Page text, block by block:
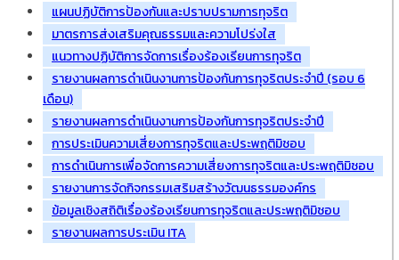
แผนปฏิบัติการป้องกันและปราบปรามการทุจริต
มาตรการส่งเสริมคุณธรรมและความโปร่งใส
แนวทางปฏิบัติการจัดการเรื่องร้องเรียนการทุจริต
รายงานผลการดำเนินงานการป้องกันการทุจริตประจำปี (รอบ 6
เดือน)
รายงานผลการดำเนินงานการป้องกันการทุจริตประจำปี
การประเมินความเสี่ยงการทุจริตและประพฤติมิชอบ
การดำเนินการเพื่อจัดการความเสี่ยงการทุจริตและประพฤติมิชอบ
รายงานการจัดกิจกรรมเสริมสร้างวัฒนธรรมองค์กร
ข้อมูลเชิงสถิติเรื่องร้องเรียนการทุจริตและประพฤติมิชอบ
รายงานผลการประเมิน ITA